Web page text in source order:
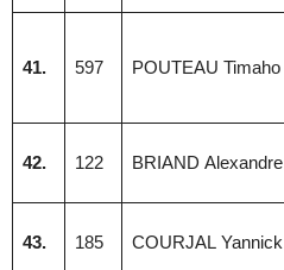
41. 597 POUTEAU Timaho
42. 122 BRIAND Alexandre
43. 185 COURJAL Yannick